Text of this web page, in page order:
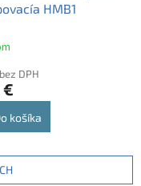
HMB1
DPH
€
košíka